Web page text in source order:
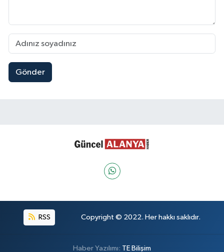
Gönder
RSS Copyright © 2022. Her hakkı saklıdır.
Haber Yazılımı: TE Bilişim